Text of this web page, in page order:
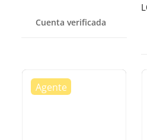
Cuenta verificada